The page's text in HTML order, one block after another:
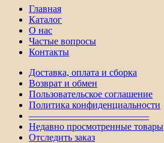
Главная
Каталог
О нас
Частые вопросы
Контакты
Доставка, оплата и сборка
Возврат и обмен
Пользовательское соглашение
Политика конфиденциальности
————————————–
Недавно просмотренные товары
Отследить заказ